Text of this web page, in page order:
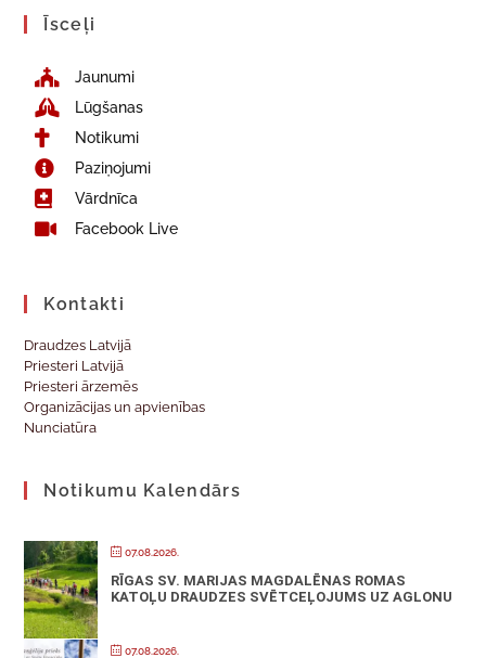
Īsceļi
Jaunumi
Lūgšanas
Notikumi
Paziņojumi
Vārdnīca
Facebook Live
Kontakti
Draudzes Latvijā
Priesteri Latvijā
Priesteri ārzemēs
Organizācijas un apvienības
Nunciatūra
Notikumu Kalendārs
07.08.2026.
RĪGAS SV. MARIJAS MAGDALĒNAS ROMAS
KATOĻU DRAUDZES SVĒTCEĻOJUMS UZ AGLONU
07.08.2026.